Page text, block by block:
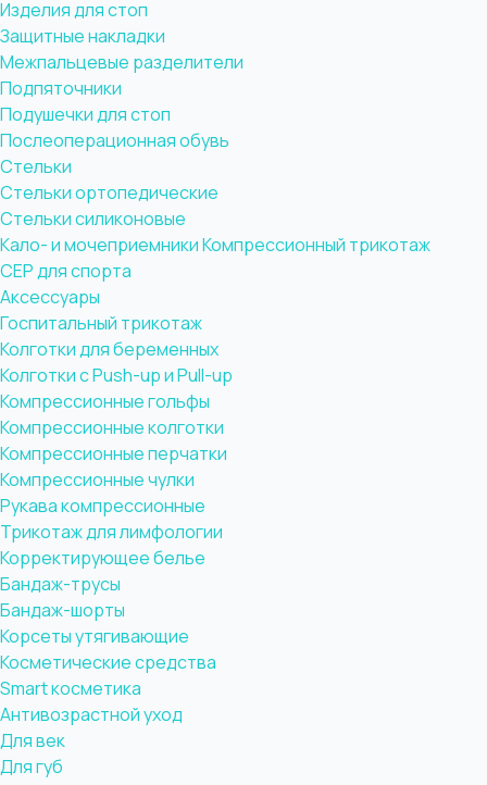
Изделия для стоп
Защитные накладки
Межпальцевые разделители
Подпяточники
Подушечки для стоп
Послеоперационная обувь
Стельки
Стельки ортопедические
Стельки силиконовые
Кало- и мочеприемникиКомпрессионный трикотаж
CEP для спорта
Аксессуары
Госпитальный трикотаж
Колготки для беременных
Колготки с Push-up и Pull-up
Компрессионные гольфы
Компрессионные колготки
Компрессионные перчатки
Компрессионные чулки
Рукава компрессионные
Трикотаж для лимфологии
Корректирующее белье
Бандаж-трусы
Бандаж-шорты
Корсеты утягивающие
Косметические средства
Smart косметика
Антивозрастной уход
Для век
Для губ